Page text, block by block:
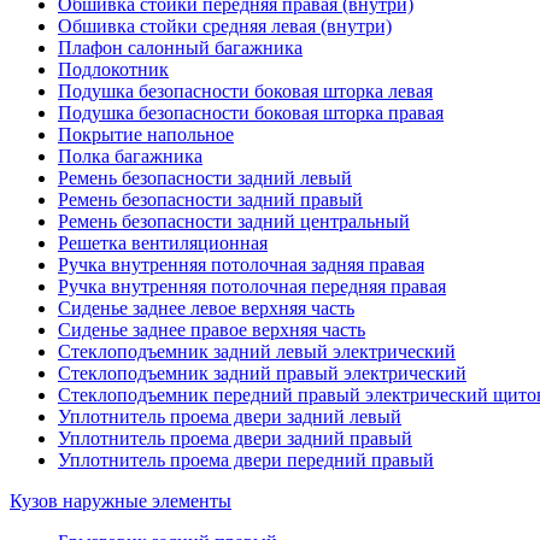
Обшивка стойки средняя левая (внутри)
Плафон салонный багажника
Подлокотник
Подушка безопасности боковая шторка левая
Подушка безопасности боковая шторка правая
Покрытие напольное
Полка багажника
Ремень безопасности задний левый
Ремень безопасности задний правый
Ремень безопасности задний центральный
Решетка вентиляционная
Ручка внутренняя потолочная задняя правая
Ручка внутренняя потолочная передняя правая
Сиденье заднее левое верхняя часть
Сиденье заднее правое верхняя часть
Стеклоподъемник задний левый электрический
Стеклоподъемник задний правый электрический
Стеклоподъемник передний правый электрический
Уплотнитель проема двери задний левый
Уплотнитель проема двери задний правый
Уплотнитель проема двери передний правый
Кузов наружные элементы